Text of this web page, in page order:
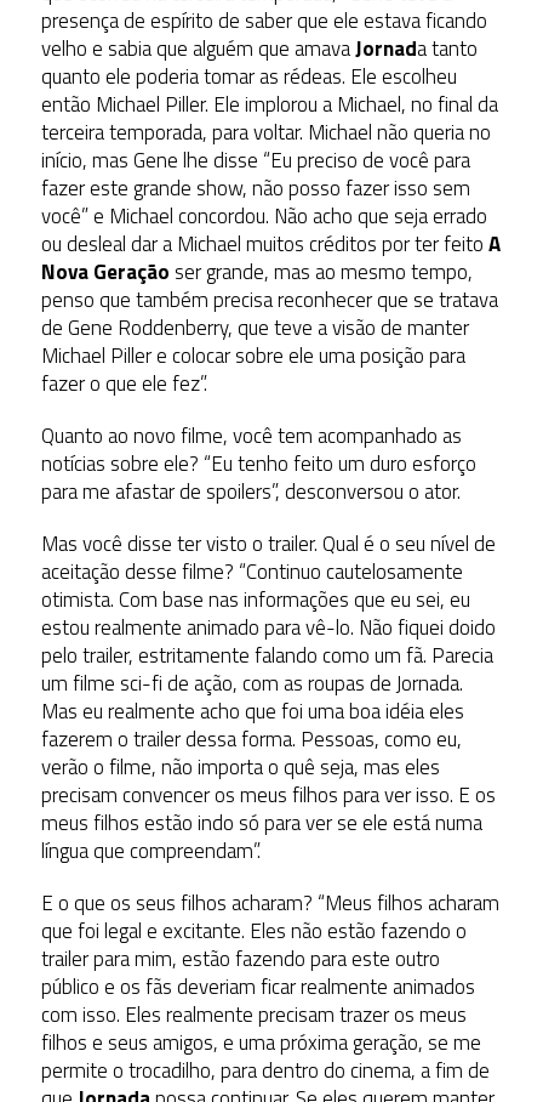
presença de espírito de saber que ele estava ficando
velho e sabia que alguém que amavaJornada tanto
quanto ele poderia tomar as rédeas. Ele escolheu
então Michael Piller. Ele implorou a Michael, no final da
terceira temporada, para voltar. Michael não queria no
início, mas Gene lhe disse “Eu preciso de você para
fazer este grande show, não posso fazer isso sem
você” e Michael concordou. Não acho que seja errado
ou desleal dar a Michael muitos créditos por ter feitoA
Nova Geração ser grande, mas ao mesmo tempo,
penso que também precisa reconhecer que se tratava
de Gene Roddenberry, que teve a visão de manter
Michael Piller e colocar sobre ele uma posição para
fazer o que ele fez”.
Quanto ao novo filme, você tem acompanhado as
notícias sobre ele? “Eu tenho feito um duro esforço
para me afastar de spoilers”, desconversou o ator.
Mas você disse ter visto o trailer. Qual é o seu nível de
aceitação desse filme? “Continuo cautelosamente
otimista. Com base nas informações que eu sei, eu
estou realmente animado para vê-lo. Não fiquei doido
pelo trailer, estritamente falando como um fã. Parecia
um filme sci-fi de ação, com as roupas de Jornada.
Mas eu realmente acho que foi uma boa idéia eles
fazerem o trailer dessa forma. Pessoas, como eu,
verão o filme, não importa o quê seja, mas eles
precisam convencer os meus filhos para ver isso. E os
meus filhos estão indo só para ver se ele está numa
língua que compreendam”.
E o que os seus filhos acharam? “Meus filhos acharam
que foi legal e excitante. Eles não estão fazendo o
trailer para mim, estão fazendo para este outro
público e os fãs deveriam ficar realmente animados
com isso. Eles realmente precisam trazer os meus
filhos e seus amigos, e uma próxima geração, se me
permite o trocadilho, para dentro do cinema, a fim de